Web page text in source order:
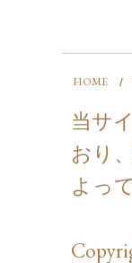
HOME
当サ
おり
よっ